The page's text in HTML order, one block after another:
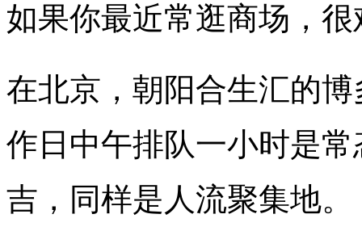
如果你最近常逛商场，
在北京，朝阳合生汇的
作日中午排队一小时是
吉，同样是人流聚集地。